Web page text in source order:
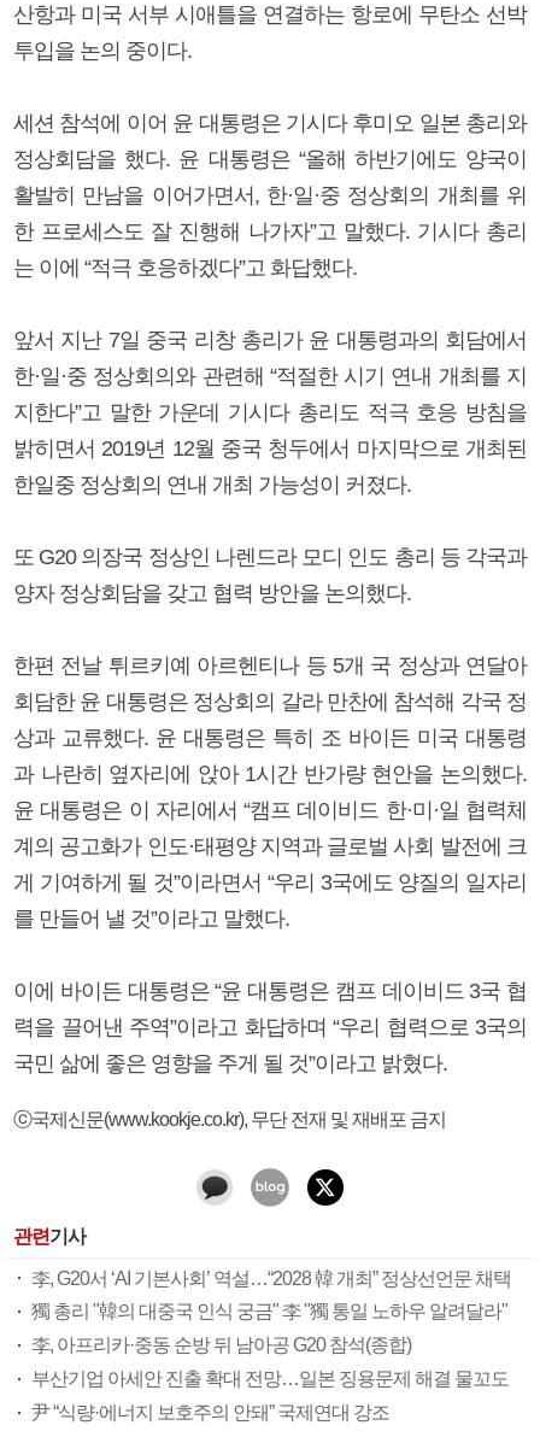
산항과 미국 서부 시애틀을 연결하는 항로에 무탄소 선박
투입을 논의 중이다.
세션 참석에 이어 윤 대통령은 기시다 후미오 일본 총리와
정상회담을 했다. 윤 대통령은 “올해 하반기에도 양국이
활발히 만남을 이어가면서, 한·일·중 정상회의 개최를 위
한 프로세스도 잘 진행해 나가자”고 말했다. 기시다 총리
는 이에 “적극 호응하겠다”고 화답했다.
앞서 지난 7일 중국 리창 총리가 윤 대통령과의 회담에서
한·일·중 정상회의와 관련해 “적절한 시기 연내 개최를 지
지한다”고 말한 가운데 기시다 총리도 적극 호응 방침을
밝히면서 2019년 12월 중국 청두에서 마지막으로 개최된
한일중 정상회의 연내 개최 가능성이 커졌다.
또 G20 의장국 정상인 나렌드라 모디 인도 총리 등 각국과
양자 정상회담을 갖고 협력 방안을 논의했다.
한편 전날 튀르키예 아르헨티나 등 5개 국 정상과 연달아
회담한 윤 대통령은 정상회의 갈라 만찬에 참석해 각국 정
상과 교류했다. 윤 대통령은 특히 조 바이든 미국 대통령
과 나란히 옆자리에 앉아 1시간 반가량 현안을 논의했다.
윤 대통령은 이 자리에서 “캠프 데이비드 한·미·일 협력체
계의 공고화가 인도·태평양 지역과 글로벌 사회 발전에 크
게 기여하게 될 것”이라면서 “우리 3국에도 양질의 일자리
를 만들어 낼 것”이라고 말했다.
이에 바이든 대통령은 “윤 대통령은 캠프 데이비드 3국 협
력을 끌어낸 주역”이라고 화답하며 “우리 협력으로 3국의
국민 삶에 좋은 영향을 주게 될 것”이라고 밝혔다.
ⓒ국제신문(www.kookje.co.kr), 무단 전재 및 재배포 금지
관련기사
李, G20서 ‘AI 기본사회’ 역설…“2028 韓 개최” 정상선언문 채택
獨 총리 "韓의 대중국 인식 궁금" 李 "獨 통일 노하우 알려달라"
李, 아프리카·중동 순방 뒤 남아공 G20 참석(종합)
부산기업 아세안 진출 확대 전망…일본 징용문제 해결 물꼬도
尹 “식량·에너지 보호주의 안돼” 국제연대 강조